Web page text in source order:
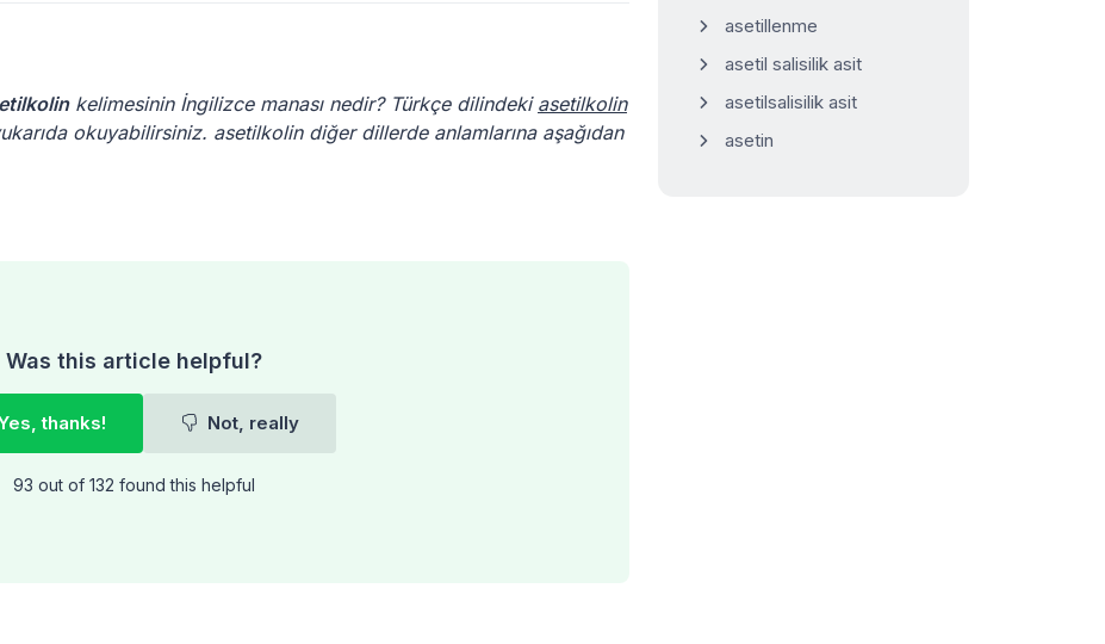
kelimesinin İngilizce manası nedir? Türkçe dilindeki asetilkolin
okuyabilirsiniz. asetilkolin diğer dillerde anlamlarına aşağıdan
Was this article helpful?
thanks! Not, really
93 out of 132 found this helpful
asetillenme
asetil salisilik asit
asetilsalisilik asit
asetin